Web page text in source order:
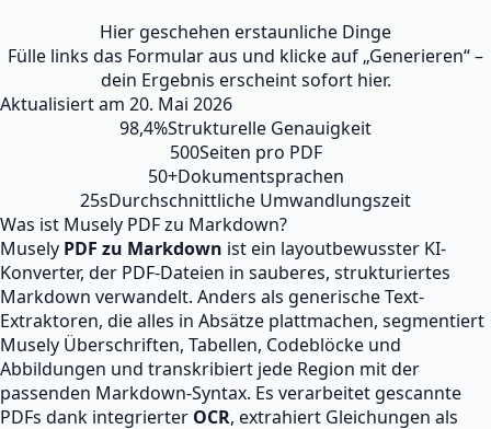
Hier geschehen erstaunliche Dinge
Fülle links das Formular aus und klicke auf „Generieren“ –
dein Ergebnis erscheint sofort hier.
Aktualisiert am 20. Mai 2026
98,4%Strukturelle Genauigkeit
500Seiten pro PDF
50+Dokumentsprachen
25sDurchschnittliche Umwandlungszeit
Was ist Musely PDF zu Markdown?
Musely PDF zu Markdown ist ein layoutbewusster KI-
Konverter, der PDF-Dateien in sauberes, strukturiertes
Markdown verwandelt. Anders als generische Text-
Extraktoren, die alles in Absätze plattmachen, segmentiert
Musely Überschriften, Tabellen, Codeblöcke und
Abbildungen und transkribiert jede Region mit der
passenden Markdown-Syntax. Es verarbeitet gescannte
PDFs dank integrierter OCR, extrahiert Gleichungen als